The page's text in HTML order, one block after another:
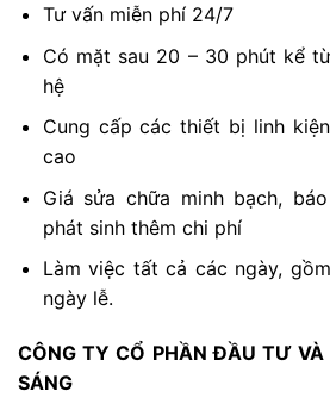
Tư vấn miễn phí 24/7
Có mặt sau 20 – 30 phút kể
hệ
Cung cấp các thiết bị linh
cao
Giá sửa chữa minh bạch,
phát sinh thêm chi phí
Làm việc tất cả các ngày,
ngày lễ.
CÔNG TY CỔ PHẦN ĐẦU TƯ
SÁNG